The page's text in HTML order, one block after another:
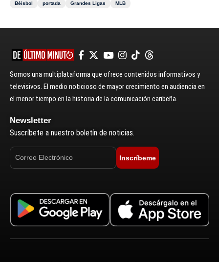
Béisbol
portada Grandes Ligas MLB
Somos una multiplataforma que ofrece contenidos informativos y
televisivos. El medio noticioso de mayor crecimiento en audiencia en
el menor tiempo en la historia de la comunicación caribeña.
Newsletter
Suscríbete a nuestro boletín de noticias.
Inscríbeme